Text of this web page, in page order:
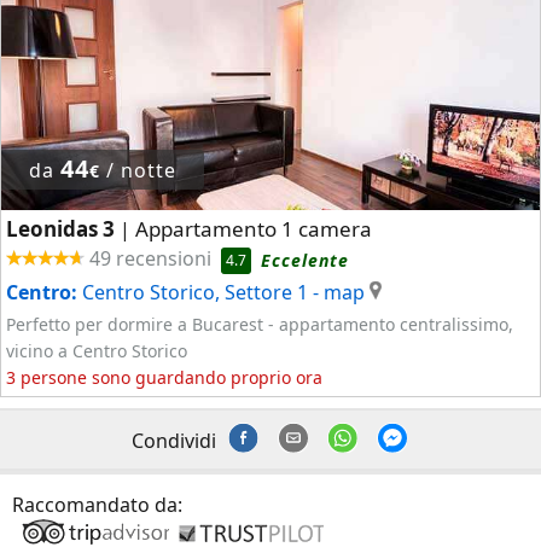
da 44€/ notte
Leonidas 3 | Appartamento 1 camera
49 recensioni 4.7 Eccelente
Centro: Centro Storico, Settore 1 - map
Perfetto per dormire a Bucarest - appartamento centralissimo,
vicino a Centro Storico
3 persone sono guardando proprio ora
Condividi
Raccomandato da: